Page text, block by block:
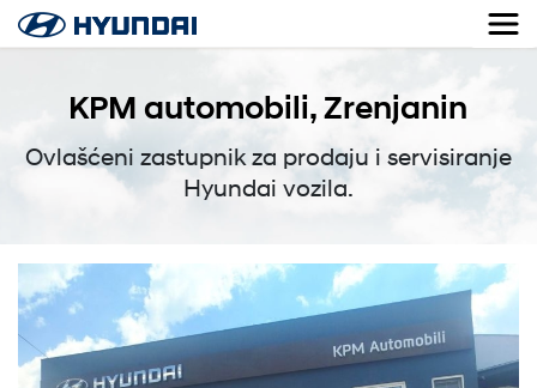
KPM automobili, Zrenjanin
Ovlašćeni zastupnik za prodaju i servisiranje
Hyundai vozila.